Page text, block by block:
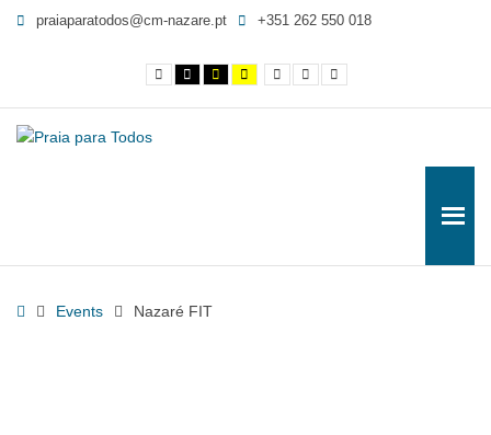
para
Todos
praiaparatodos@cm-nazare.pt +351 262 550 018
Contraste
normal
Contraste
preto
branco
Contraste
preto
amarelo
Yellow
and
contrast
Smaller
Font
Letra
por maior
HomeEvents Nazaré FIT